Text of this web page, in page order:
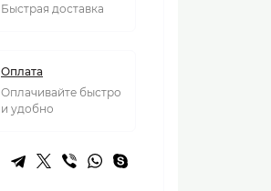
Быстрая доставка
Оплата
Оплачивайте быстро
и удобно